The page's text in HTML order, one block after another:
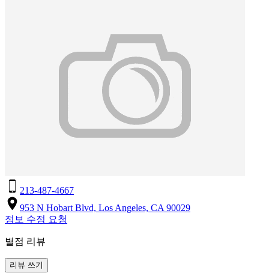
213-487-4667
953 N Hobart Blvd, Los Angeles, CA 90029
정보 수정 요청
별점 리뷰
리뷰 쓰기